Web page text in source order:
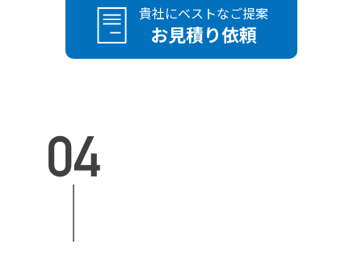
貴社にベストなご提案
お見積り依頼